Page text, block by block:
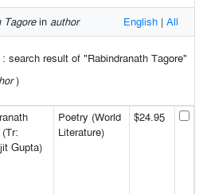
Tagorein author English | All
search result of "Rabindranath Tagore"
)
Gupta)
Poetry (World
Literature)
$24.95